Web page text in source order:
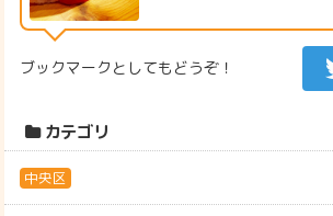
ブックマークとしてもどうぞ！
カテゴリ
中央区